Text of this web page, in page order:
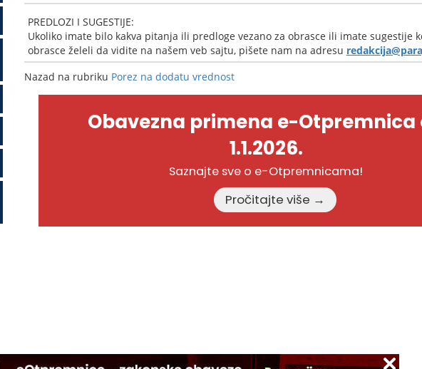
PREDLOZI I SUGESTIJE:
Ukoliko imate bilo kakva pitanja ili predloge vezano za obrasce ili imate sugestije
obrasce želeli da vidite na našem veb sajtu, pišete nam na adresu
Nazad na rubriku Porez na dodatu vrednost
Obavezna primena e-Otpremnica
1.1.2026.
Saznajte sve o e-Otpremnicama!
Pročitajte više →